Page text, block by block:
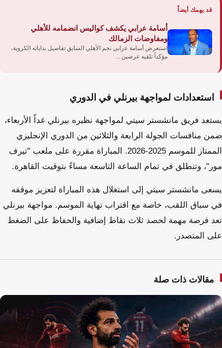
قد يهمك أيضاً
أسامة عرابي يكشف كواليس انضمامه للأهلي
ومفاوضات الزمالك
استعرض أسامة عرابي نجم الأهلي السابق تفاصيل بداياته الكروية،
مؤكداً تلقيه عرضين ...
استعدادات لمواجهة بيرنلي في الدوري
يستعد فريق مانشستر سيتي لمواجهة نظيره بيرنلي غداً الأربعاء،
ضمن منافسات الجولة الرابعة والثلاثين من الدوري الإنجليزي
الممتاز للموسم 2025-2026. المباراة مقررة على ملعب "تيرف
مور"، وتنطلق في تمام الساعة التاسعة مساءً بتوقيت القاهرة.
يسعى مانشستر سيتي إلى استغلال هذه المباراة لتعزيز موقفه
في سباق اللقب، خاصة مع اقتراب نهاية الموسم. مواجهة بيرنلي
تعد فرصة مهمة لحصد ثلاث نقاط إضافية والحفاظ على الضغط
على المتصدر.
مقالات ذات صلة